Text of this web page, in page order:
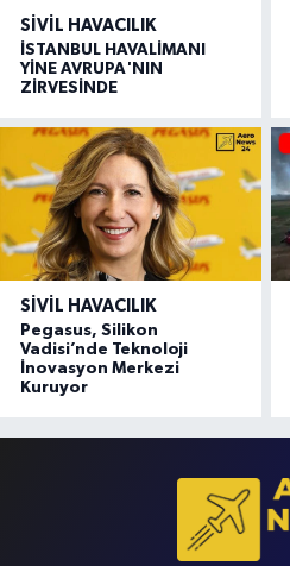
SIVIL HAVACILIK
İSTANBUL HAVALİMANI
YİNE AVRUPA'NIN
ZİRVESİNDE
SIVIL HAVACILIK
Pegasus, Silikon
Vadisi’nde Teknoloji
İnovasyon Merkezi
Kuruyor